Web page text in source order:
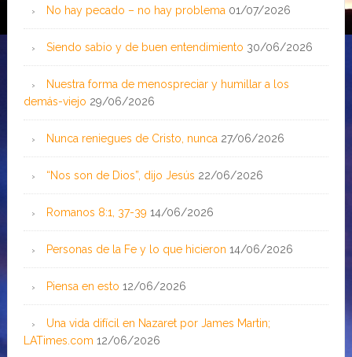
No hay pecado – no hay problema 01/07/2026
Siendo sabio y de buen entendimiento 30/06/2026
Nuestra forma de menospreciar y humillar a los
demás-viejo 29/06/2026
Nunca reniegues de Cristo, nunca 27/06/2026
“Nos son de Dios”, dijo Jesús 22/06/2026
Romanos 8:1, 37-39 14/06/2026
Personas de la Fe y lo que hicieron 14/06/2026
Piensa en esto 12/06/2026
Una vida difícil en Nazaret por James Martin;
LATimes.com 12/06/2026